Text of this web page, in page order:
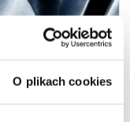
O plikach cookies